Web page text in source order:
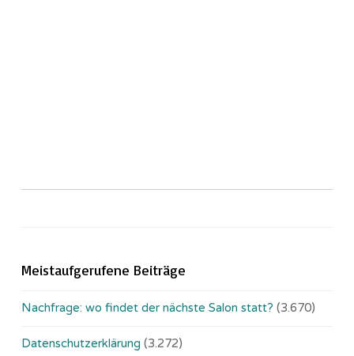
Meistaufgerufene Beiträge
Nachfrage: wo findet der nächste Salon statt? (3.670)
Datenschutzerklärung (3.272)